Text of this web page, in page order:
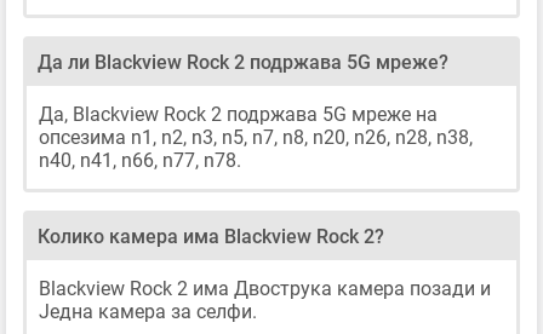
Да ли Blackview Rock 2 подржава 5G мреже?
Да, Blackview Rock 2 подржава 5G мреже на
опсезима n1, n2, n3, n5, n7, n8, n20, n26, n28, n38,
n40, n41, n66, n77, n78.
Колико камера има Blackview Rock 2?
Blackview Rock 2 има Двострука камера позади и
Једна камера за селфи.